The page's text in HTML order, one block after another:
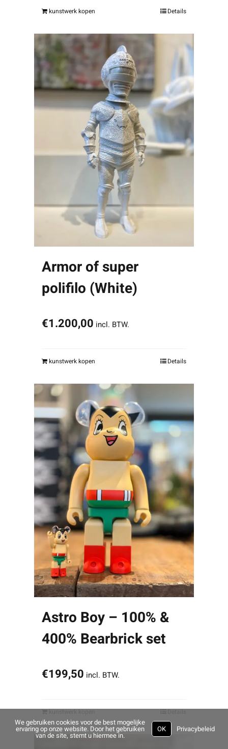
kunstwerk kopen Details
Armor of super
polifilo (White)
€1.200,00 incl. BTW.
kunstwerk kopen Details
Astro Boy – 100% &
400% Bearbrick set
€199,50 incl. BTW.
kunstwerk kopen Details
We gebruiken cookies voor de best mogelijke
ervaring op onze website. Door het gebruiken
van de site, stemt u hiermee in.
OK Privacybeleid